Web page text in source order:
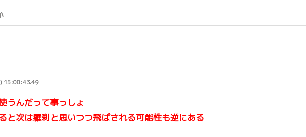
15:08:43.49
うんだって事っしょ
と次は羅刹と思いつつ飛ばされる可能性も逆にある